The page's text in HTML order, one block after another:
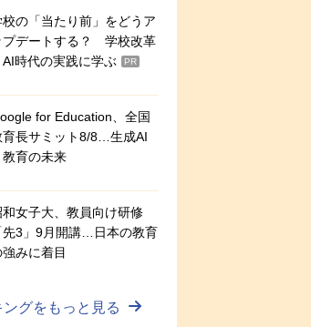
校の「当たり前」をどうア
プデートする？ 学校改革
AI時代の実践に学ぶ
PR
for Education、全国
育長サミット8/8…生成AI
教育の未来
和女子大、教員向け研修
先3」9月開講…日本の教育
みに着目
グをもっと見る